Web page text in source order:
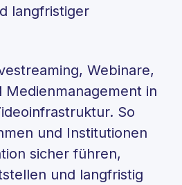
langfristiger
Webinare,
in
So
und Institutionen
sicher führen,
und langfristig